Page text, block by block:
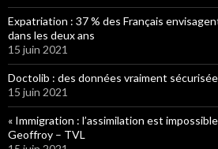
Expatriation : 37 % des Français
dans les deux ans
15 juin 2021
Doctolib : des données vraiment
15 juin 2021
« Immigration : l’assimilation est
Geoffroy – TVL